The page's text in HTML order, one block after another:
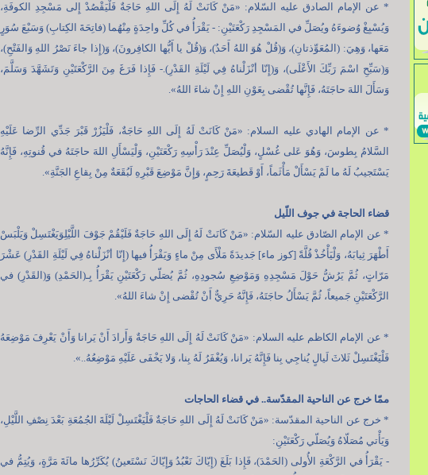
* عن الإمام الصادق عليه السّلام: «مَنْ كَانَتْ لَهُ إِلَى اللهِ حَاجَةٌ فَلْيَقْصُدْ إِلى مَسْجِدِ الكوفَةِ،
وَيُسْبِغْ وُضوءَهُ ويُصَلِّ في المَسْجِدِ رَكْعَتَيْنِ: - يَقْرَأُ في كُلِّ واحِدَةٍ مِنْهُما (فاتِحَةَ الكِتابِ) وَسَبْعَ سُوَرٍ
مَعَها، وَهِيَ: (المُعَوِّذتانِ)، وَ(قُلْ هُوَ اللهُ أَحَدٌ)، وَ(قُلْ يا أَيُّها الكافِرونَ)، وَ(إِذا جاءَ نَصْرُ اللهِ وَالفَتْحِ)،
وَ(سَبِّحِ اسْمَ رَبِّكَ الأَعْلَى)، وَ(إِنّا أنْزَلْناهُ فِي لَيْلَةِ القَدْرِ).- فَإِذا فَرَغَ مِنَ الرَّكْعَتَيْنِ وَتَشَهَّدَ وَسَلَّمَ،
وَسَأَلَ اللهَ حاجَتَهُ، فَإِنَّها تُقْضى بِعَوْنِ اللهِ إِنْ شاءَ اللهُ».
* عن الإمام الهادي عليه السلام: «مَنْ كَانَتْ لَهُ إِلَى اللهِ حَاجَةٌ، فَلْيَزُرْ قَبْرَ جَدِّي الرِّضا عَلَيْهِ
السَّلامُ بِطوسَ، وَهُوَ عَلى غُسْلٍ، وَلْيُصَلِّ عِنْدَ رَأْسِهِ رَكْعَتَيْنِ، وَلْيَسْأَلِ اللهَ حاجَتَهُ في قُنوتِهِ، فَإِنَّهُ
يَسْتَجيبُ لَهُ ما لَمْ يَسْأَلْ مَأْثَماً، أَوْ قَطيعَةَ رَحِمٍ، وَإِنَّ مَوْضِعَ قَبْرِهِ لَبُقَعَةٌ مِنْ بِقاعِ الجَنَّةِ».
قضاء الحاجة في جوف اللّيل
* عن الإمام الصّادق عليه السّلام: «مَنْ كَانَتْ لَهُ إِلَى اللهِ حَاجَةٌ فَلَيْقُمْ جَوْفَ اللَّيْلِوَيَغْتَسِلْ وَيَلْبَسْ
أَطْهَرَ ثِيابَهُ، وَلْيَأْخُذْ قُلَّةً [كوز ماء] جَديدَةً مَلْأَى مِنْ ماءٍ وَيَقْرَأُ فيها (إِنّا أنْزَلْناهُ فِي لَيْلَةِ القَدْرِ) عَشْرَ
مَرّاتٍ، ثُمَّ يَرُشُّ حَوْلَ مَسْجِدِهِ وَمَوْضِعِ سُجودِهِ، ثُمَّ يُصَلّي رَكْعَتَيْنِ يَقْرَأُ بِـ(الحَمْدِ) وَ(القَدْرِ) في
الرَّكْعَتَيْنِ جَميعاً، ثُمَّ يَسْأَلُ حاجَتَهُ، فَإِنَّهُ حَرِيٌّ أَنْ تُقْضى إِنْ شاءَ اللهُ».
* عن الإمام الكاظم عليه السلام: «مَنْ كَانَتْ لَهُ إِلَى اللهِ حَاجَةٌ وَأَرادَ أَنْ يَرانا وَأَنْ يَعْرِفَ مَوْضِعَهُ
فَلْيَغْتَسِلْ ثَلاثَ لَيالٍ يُناجِي بِنا فَإِنَّهُ يَرانا، وَيُغْفَرُ لَهُ بِنا، وَلا يَخْفَى عَلَيْهِ مَوْضِعُهُ..».
ممّا خرج عن الناحية المقدّسة.. في قضاء الحاجات
* خرج عن الناحية المقدّسة: «مَنْ كَانَتْ لَهُ إِلَى اللهِ حَاجَةٌ فَلْيَغْتَسِلْ لَيْلَةَ الجُمُعَةِ بَعْدَ نِصْفِ اللَّيْلِ،
وَيَأْتي مُصَلّاهُ وَيُصَلّي رَكْعَتَيْنِ:
- يَقْرَأُ في الرَّكْعَةِ الأُولى (الحَمْدَ)، فَإِذا بَلَغَ (إِيّاكَ نَعْبُدُ وَإِيّاكَ نَسْتَعينُ) يُكَرِّرُها مائَةَ مَرَّةٍ، وَيُتِمُّ في